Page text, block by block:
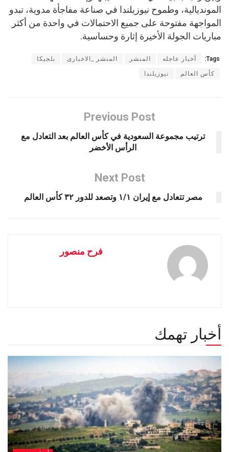
المونديالية، وطموح نيوزيلندا في صناعة مفاجأة مدوية، تبدو
المواجهة مفتوحة على جميع الاحتمالات في واحدة من أكثر
مباريات الجولة الأخيرة إثارة وحساسية.
Tags: أخبار عاجله المنشر المنشر _الاخبارى بلجيكا
كأس العالم نيوزيلندا
Previous Post
ترتيب مجموعة السعودية في كأس العالم بعد التعادل مع
الرأس الأخضر
Next Post
مصر تتعادل مع إيران ١/١ وتصعد للدور ٣٢ كأس العالم
فرح منصور
أخبار تهمك